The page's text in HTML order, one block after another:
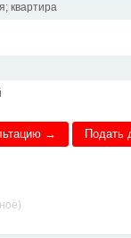
квартира
→ Подать